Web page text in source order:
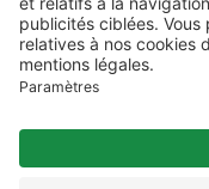
substituent en aucun cas